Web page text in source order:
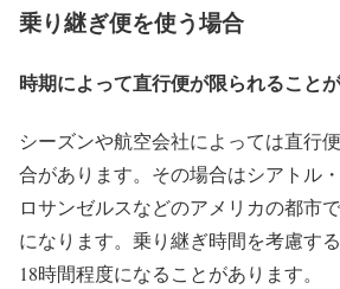
乗り継ぎ便を使う場合
時期によって直行便が限られること
シーズンや航空会社によっては直行
合があります。その場合はシアトル
ロサンゼルスなどのアメリカの都市
になります。乗り継ぎ時間を考慮す
18時間程度になることがあります。